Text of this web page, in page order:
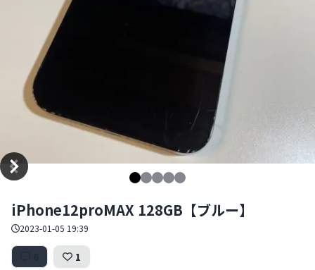
iPhone12proMAX 128GB【ブルー】
2023-01-05 19:39
1